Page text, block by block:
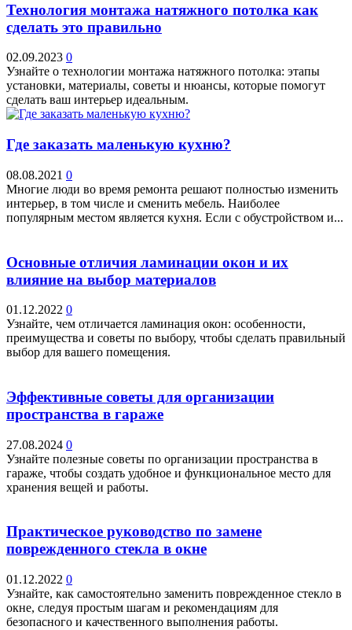
Технология монтажа натяжного потолка как
сделать это правильно
02.09.2023 0
Узнайте о технологии монтажа натяжного потолка: этапы
установки, материалы, советы и нюансы, которые помогут
сделать ваш интерьер идеальным.
Где заказать маленькую кухню?
08.08.2021 0
Многие люди во время ремонта решают полностью изменить
интерьер, в том числе и сменить мебель. Наиболее
популярным местом является кухня. Если с обустройством и...
Основные отличия ламинации окон и их
влияние на выбор материалов
01.12.2022 0
Узнайте, чем отличается ламинация окон: особенности,
преимущества и советы по выбору, чтобы сделать правильный
выбор для вашего помещения.
Эффективные советы для организации
пространства в гараже
27.08.2024 0
Узнайте полезные советы по организации пространства в
гараже, чтобы создать удобное и функциональное место для
хранения вещей и работы.
Практическое руководство по замене
поврежденного стекла в окне
01.12.2022 0
Узнайте, как самостоятельно заменить поврежденное стекло в
окне, следуя простым шагам и рекомендациям для
безопасного и качественного выполнения работы.